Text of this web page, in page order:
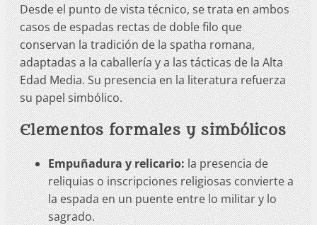
Desde el punto de vista técnico, se trata en ambos
casos de espadas rectas de doble filo que
conservan la tradición de la spatha romana,
adaptadas a la caballería y a las tácticas de la Alta
Edad Media. Su presencia en la literatura refuerza
su papel simbólico.
Elementos formales y simbólicos
Empuñadura y relicario:la presencia de
reliquias o inscripciones religiosas convierte a
la espada en un puente entre lo militar y lo
sagrado.